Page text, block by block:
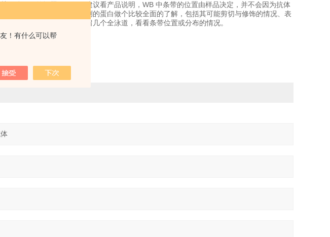
！有什么可以帮
于分子量的问题，一般不建议看产品说明，WB 中条带的位置由样品决定，并不会因为抗体
库或参考文献，对将要检测的蛋白做个比较全面的了解，包括其可能剪切与修饰的情况、表
分子量横向剪膜，可以保留几个全泳道，看看条带位置或分布的情况。
途。